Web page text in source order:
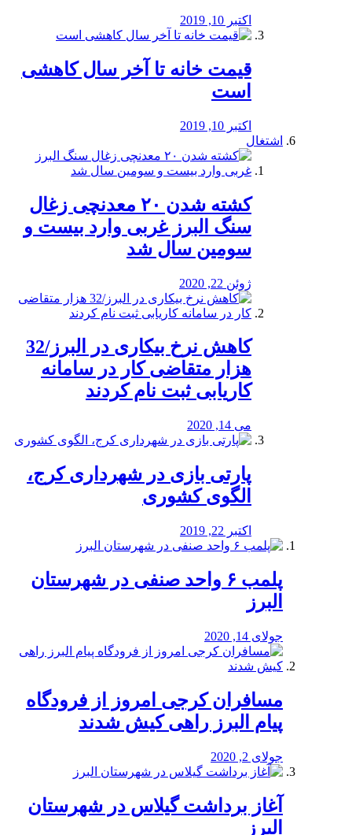
اکتبر 10, 2019
قیمت خانه تا آخر سال کاهشی
است
اکتبر 10, 2019
اشتغال
کشته شدن ۲۰ معدنچی زغال
سنگ البرز غربی وارد بیست و
سومین سال شد
ژوئن 22, 2020
کاهش نرخ بیکاری در البرز/32
هزار متقاضی کار در سامانه
کاریابی ثبت نام کردند
می 14, 2020
پارتی بازی در شهرداری کرج،
الگوی کشوری
اکتبر 22, 2019
پلمب ۶ واحد صنفی در شهرستان
البرز
جولای 14, 2020
مسافران کرجی امروز از فرودگاه
پیام البرز راهی کیش شدند
جولای 2, 2020
آغاز برداشت گیلاس در شهرستان
البرز